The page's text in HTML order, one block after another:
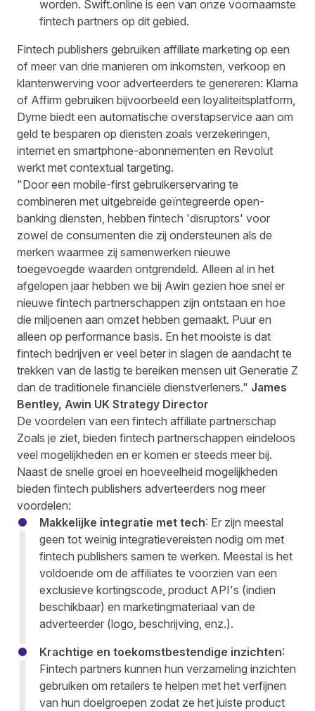
worden. Swift.online is een van onze voornaamste
fintech partners op dit gebied.
Fintech publishers gebruiken affiliate marketing op een
of meer van drie manieren om inkomsten, verkoop en
klantenwerving voor adverteerders te genereren: Klarna
of Affirm gebruiken bijvoorbeeld een loyaliteitsplatform,
Dyme biedt een automatische overstapservice aan om
geld te besparen op diensten zoals verzekeringen,
internet en smartphone-abonnementen en Revolut
werkt met contextual targeting.
"Door een mobile-first gebruikerservaring te
combineren met uitgebreide geïntegreerde open-
banking diensten, hebben fintech 'disruptors' voor
zowel de consumenten die zij ondersteunen als de
merken waarmee zij samenwerken nieuwe
toegevoegde waarden ontgrendeld. Alleen al in het
afgelopen jaar hebben we bij Awin gezien hoe snel er
nieuwe fintech partnerschappen zijn ontstaan en hoe
die miljoenen aan omzet hebben gemaakt. Puur en
alleen op performance basis. En het mooiste is dat
fintech bedrijven er veel beter in slagen de aandacht te
trekken van de lastig te bereiken mensen uit Generatie Z
dan de traditionele financiële dienstverleners." James
Bentley, Awin UK Strategy Director
De voordelen van een fintech affiliate partnerschap
Zoals je ziet, bieden fintech partnerschappen eindeloos
veel mogelijkheden en er komen er steeds meer bij.
Naast de snelle groei en hoeveelheid mogelijkheden
bieden fintech publishers adverteerders nog meer
voordelen:
Makkelijke integratie met tech: Er zijn meestal
geen tot weinig integratievereisten nodig om met
fintech publishers samen te werken. Meestal is het
voldoende om de affiliates te voorzien van een
exclusieve kortingscode, product API's (indien
beschikbaar) en marketingmateriaal van de
adverteerder (logo, beschrijving, enz.).
Krachtige en toekomstbestendige inzichten:
Fintech partners kunnen hun verzameling inzichten
gebruiken om retailers te helpen met het verfijnen
van hun doelgroepen zodat ze het juiste product